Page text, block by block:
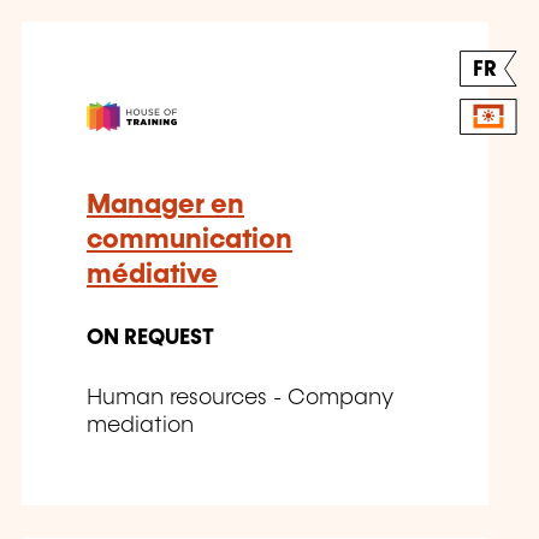
FR
Manager en
communication
médiative
ON REQUEST
Human resources - Company
mediation